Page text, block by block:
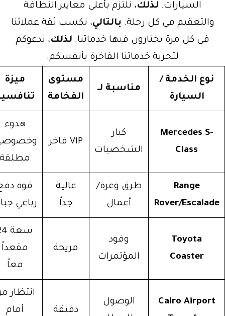
السيارات.لذلك، نلتزم بأعلى معايير النظافة
في كل رحلة.بالتالي، نكسب ثقة عملائنا
في كل مرة يختارون فيها خدماتنا.لذلك، ندعوكم
لتجربة خدماتنا الفاخرة بأنفسكم.
الخدمة /
السيارة
مناسبة لـ
مستوى
الفخامة
ميزة
تنافسية
Mercedes
Class
كبار
الشخصيات
VIP فاخر
هدوء
وخصوصية
مطلقة
Range
Rover/
طرق وعرة/
أعمال
عالية
جداً
قوة دفع
رباعي جبارة
Toyota
Coaster
وفود
المؤتمرات
مريحة
سعة 24
مقعداً
معاً
Cairo
الوصول
دقيقة
انتظار من
أمام